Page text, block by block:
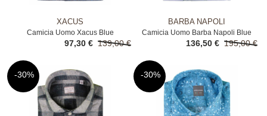
XACUS
Camicia Uomo Xacus Blue
139,00 €
97,30 €
BARBA NAPOLI
Camicia Uomo Barba Napoli Blue
195,00 €
136,50 €
-30% -30%